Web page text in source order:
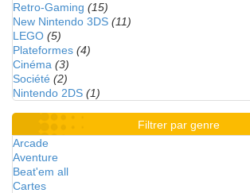
Retro-Gaming (15)
New Nintendo 3DS (11)
LEGO (5)
Plateformes (4)
Cinéma (3)
Société (2)
Nintendo 2DS (1)
Filtrer par genre
Arcade
Aventure
Beat'em all
Cartes